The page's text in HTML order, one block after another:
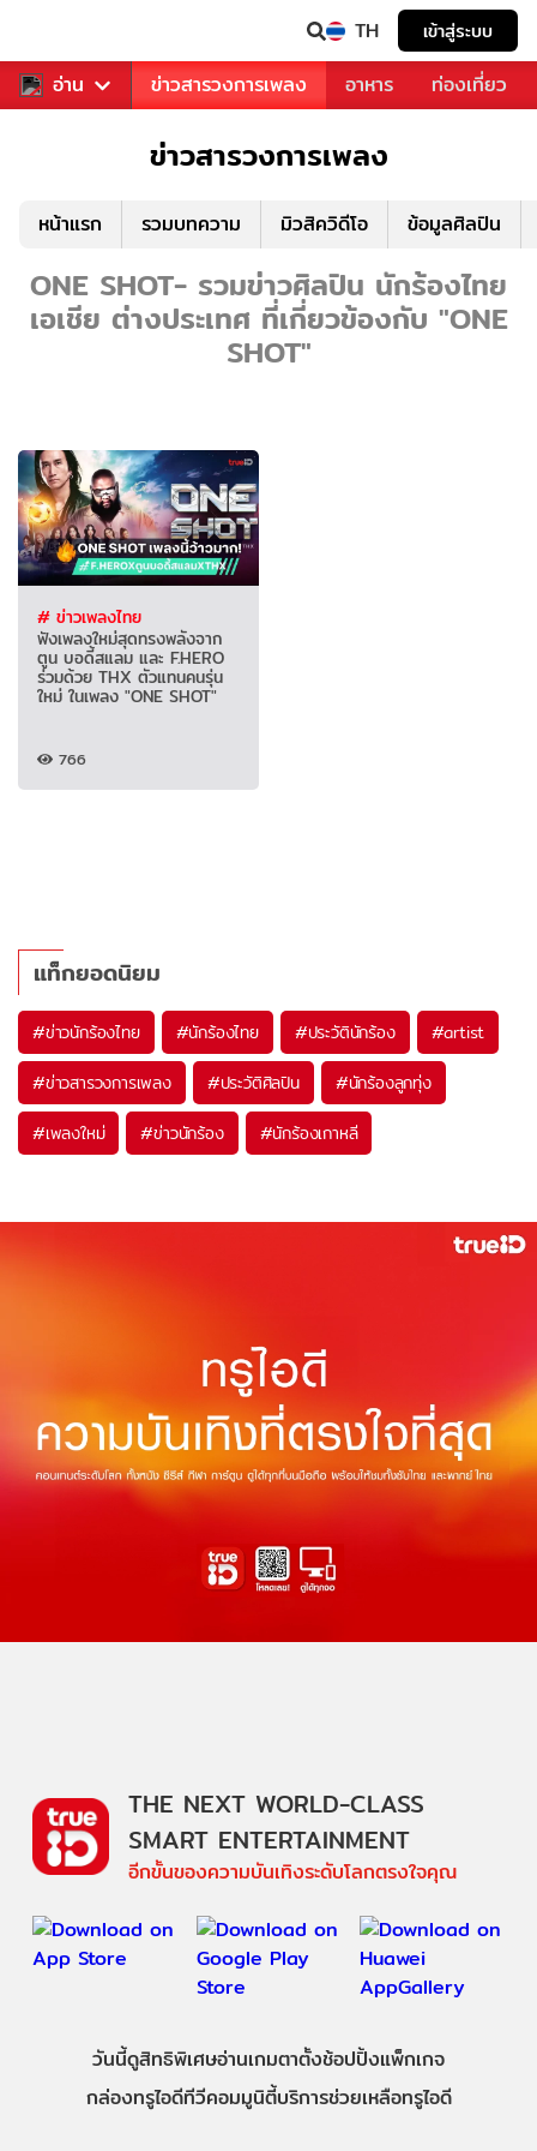
TH เข้าสู่ระบบ
อ่าน
ข่าวบันเทิง ข่าวสารวงการเพลง อาหาร ท่องเที่ยว
ข่าวสารวงการเพลง
หน้าแรก รวมบทความ มิวสิควิดีโอ ข้อมูลศิลปิน
ONE SHOT- รวมข่าวศิลปิน นักร้องไทย
เอเชีย ต่างประเทศ ที่เกี่ยวข้องกับ "ONE
SHOT"
# ข่าวเพลงไทย
ฟังเพลงใหม่สุดทรงพลังจาก
ตูน บอดี้สแลม และ F.HERO
ร่วมด้วย THX ตัวแทนคนรุ่น
ใหม่ ในเพลง "ONE SHOT"
766
แท็กยอดนิยม
#ข่าวนักร้องไทย #นักร้องไทย #ประวัตินักร้อง #artist
#ข่าวสารวงการเพลง #ประวัติศิลปิน #นักร้องลูกทุ่ง
#เพลงใหม่ #ข่าวนักร้อง #นักร้องเกาหลี
THE NEXT WORLD-CLASS
SMART ENTERTAINMENT
อีกขั้นของความบันเทิงระดับโลกตรงใจคุณ
วันนี้ดูสิทธิพิเศษอ่านเกมตาตั้งช้อปปิ้งแพ็กเกจ
กล่องทรูไอดีทีวีคอมมูนิตี้บริการช่วยเหลือทรูไอดี